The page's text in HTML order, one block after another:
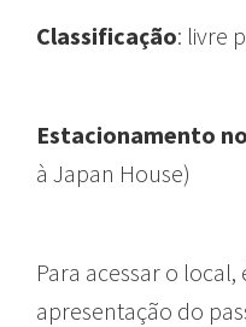
Classificação: livre
Estacionamento
à Japan House)
Para acessar o local,
apresentação do